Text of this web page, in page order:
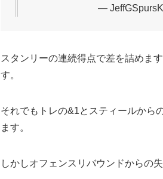
—
スタンリーの連続得点で差を詰めま
す。
それでもトレの&1とスティールから
ます。
しかしオフェンスリバウンドからの